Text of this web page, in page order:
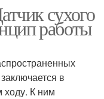
клапаны
в системе
сухого
работы
в
ходу. К ним